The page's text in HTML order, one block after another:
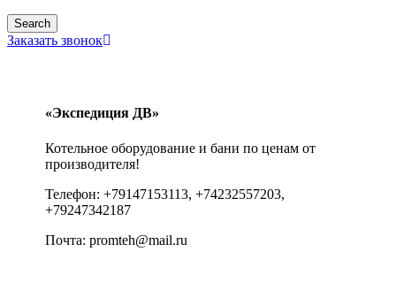
Search
Заказать звонок
«Экспедиция ДВ»
Котельное оборудование и бани по ценам от
производителя!
Телефон: +79147153113, +74232557203,
+79247342187
Почта: promteh@mail.ru